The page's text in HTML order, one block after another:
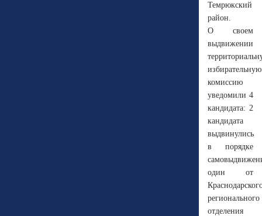
Темрюкский
район.
О своем
выдвижении
избирательную
комиссию
уведомили 4
кандидата: 2
кандидата
выдвинулись
в порядке
один от
регионального
отделения